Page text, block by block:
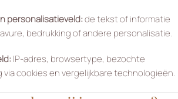
personalisatieveld:de tekst of informatie
bedrukking of andere personalisatie.
IP-adres, browsertype, bezochte
via cookies en vergelijkbare technologieën.